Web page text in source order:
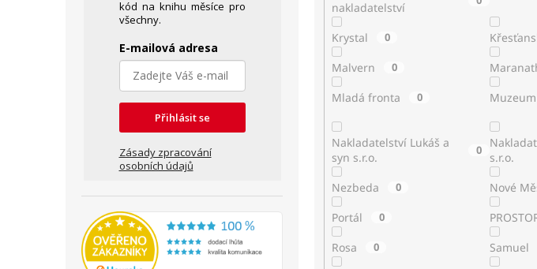
kód na knihu měsíce pro
všechny.
E-mailová adresa
Přihlásit se
Zásady zpracování
osobních údajů
nakladatelství
Krystal 0
Malvern 0
Mladá fronta 0
Nakladatelství Lukáš a
syn s.r.o.
0
s.r.o.
Nezbeda 0 Nové
Portál 0
Rosa 0 Samuel